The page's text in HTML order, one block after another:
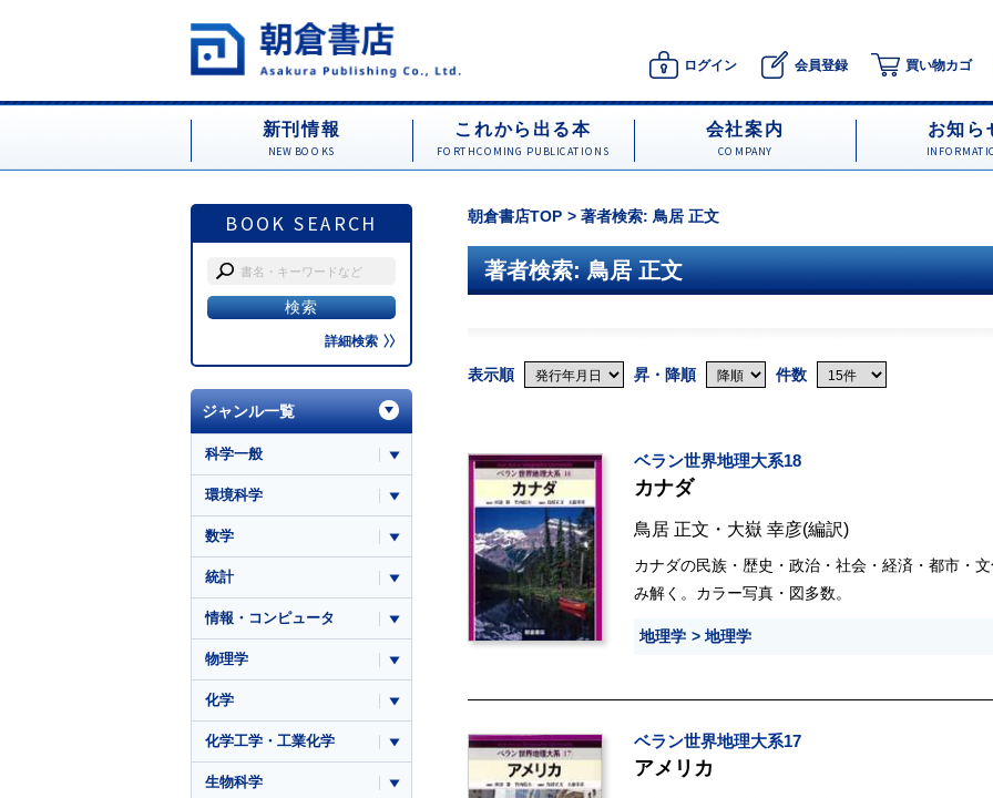
ログイン 会員登録 買い物カゴ
新刊情報
NEW BOOKS
これから出る本
FORTHCOMING PUBLICATIONS
会社案内
COMPANY
お知ら
BOOK SEARCH
詳細検索
朝倉書店TOP 著者検索: 鳥居 正文
著者検索: 鳥居 正文
表示順 昇・降順 件数
ベラン世界地理大系18
カナダ
鳥居 正文 ・ 大嶽 幸彦(編訳)
カナダの民族・歴史・政治・社会・経済・都市・
み解く。カラー写真・図多数。
地理学 地理学
ベラン世界地理大系17
アメリカ
ジャンル一覧
科学一般
環境科学
数学
統計
情報・コンピュータ
物理学
化学
化学工学・工業化学
生物科学